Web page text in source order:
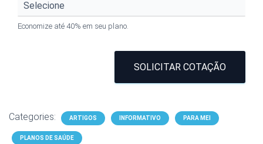
Economize até 40% em seu plano.
SOLICITAR COTAÇÃO
Categories: ARTIGOS INFORMATIVO PARA MEI
PLANOS DE SAÚDE